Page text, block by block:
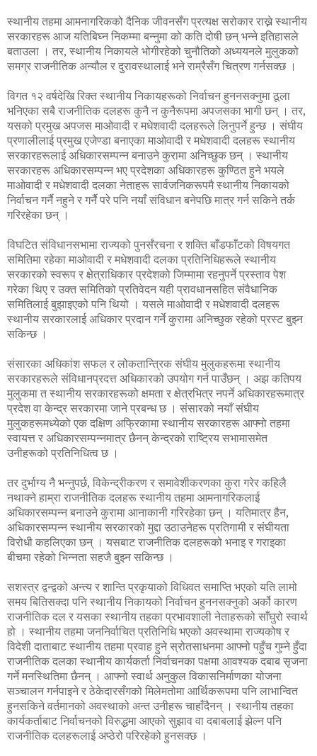
स्थानीय तहमा आमनागरिकको दैनिक जीवनसँग प्रत्यक्ष सरोकार राख्ने स्थानीय
सरकारहरू आज यतिबिघ्न निकम्मा बन्नुमा को कति दोषी छन् भन्ने इतिहासले
बताउला । तर, स्थानीय निकायले भोगीरहेको चुनौतिको अध्ययनले मुलुकको
समग्र राजनीतिक अन्यौल र दुरावस्थालाई भने राम्रैसँग चित्रण गर्नसक्छ ।
विगत १२ वर्षदेखि रिक्त स्थानीय निकायहरूको निर्वाचन हुननसक्नुमा ठूला
भनिएका सबै राजनीतिक दलहरू कुनै न कुनैरूपमा अपजसका भागी छन् । तर,
यसको प्रमुख अपजस माओवादी र मधेशवादी दलहरूले लिनुपर्ने हुन्छ । संघीय
प्रणालीलाई प्रमुख एजेण्डा बनाएका माओवादी र मधेशवादी दलहरू स्थानीय
सरकारहरूलाई अधिकारसम्पन्न बनाउने कुरामा अनिच्छुक छन् । स्थानीय
सरकारहरू अधिकारसम्पन्न भए प्रदेशका अधिकारहरू कुण्ठित हुने भयले
माओवादी र मधेशवादी दलका नेताहरू सार्वजनिकरूपमै स्थानीय निकायको
निर्वाचन गर्नै नहुने र गर्नै परे पनि नयाँ संविधान बनेपछि मात्र गर्न सकिने तर्क
गरिरहेका छन् ।
विघटित संविधानसभामा राज्यको पुनर्संरचना र शक्ति बाँडफाँटको विषयगत
समितिमा रहेका माओवादी र मधेशवादी दलका प्रतिनिधिहरूले स्थानीय
सरकारको स्वरूप र क्षेत्राधिकार प्रदेशको जिम्मामा रहनुपर्ने प्रस्ताव पेश
गरेका थिए र उक्त समितिको प्रतिवेदन यही प्रावधानसहित संवैधानिक
समितिलाई बुझाइएको पनि थियो । यसले माओवादी र मधेशवादी दलहरू
स्थानीय सरकारलाई अधिकार प्रदान गर्ने कुरामा अनिच्छुक रहेको प्रस्ट बुझ्न
सकिन्छ ।
संसारका अधिकांश सफल र लोकतान्त्रिक संघीय मुलुकहरूमा स्थानीय
सरकारहरूले संविधानप्रदत्त अधिकारको उपयोग गर्न पाउँछन् । अझ कतिपय
मुलुकमा त स्थानीय सरकारहरूको क्षमता र क्षेत्रभित्र नपर्ने अधिकारहरूमात्र
प्रदेश वा केन्द्र सरकारमा जाने प्रबन्ध छ । संसारको नयाँ संघीय
मुलुकहरूमध्येको एक दक्षिण अफ्रिकामा स्थानीय सरकारहरू आफ्नो तहमा
स्वायत्त र अधिकारसम्पन्नमात्र छैनन् केन्द्रको राष्ट्रिय सभामासमेत
उनीहरूको प्रतिनिधित्व छ ।
तर दुर्भाग्य नै भन्नुपर्छ, विकेन्द्रीकरण र समावेशीकरणका कुरा गरेर कहिलै
नथाक्ने हाम्रा राजनीतिक दलहरू स्थानीय तहमा आमनागरिकलाई
अधिकारसम्पन्न बनाउने कुरामा आनाकानी गरिरहेका छन् । यतिमात्र हैन,
अधिकारसम्पन्न स्थानीय सरकारको मुद्दा उठाउनेहरू प्रतिगामी र संघीयता
विरोधी कहलिएका छन् । यसबाट राजनीतिक दलहरूको भनाइ र गराइका
बीचमा रहेको भिन्नता सहजै बुझ्न सकिन्छ ।
सशस्त्र द्वन्द्वको अन्त्य र शान्ति प्रकृयाको विधिवत समाप्ति भएको यति लामो
समय बितिसक्दा पनि स्थानीय निकायको निर्वाचन हुननसक्नुको अर्को कारण
राजनीतिक दल र यसका स्थानीय तहका प्रभावशाली नेताहरूको साँघुरो स्वार्थ
हो । स्थानीय तहमा जननिर्वाचित प्रतिनिधि भएको अवस्थामा राज्यकोष र
विदेशी दाताबाट स्थानीय तहमा प्रवाह हुने स्रोतसाधनमा आफ्नो पहुँच गुम्ने हुँदा
राजनीतिक दलका स्थानीय कार्यकर्ता निर्वाचनका पक्षमा आवश्यक दबाब सृजना
गर्ने मनस्थितिमा छैनन् । आफ्नो स्वार्थ अनुकुल विकासनिर्माणका योजना
सञ्चालन गर्नपाइने र ठेकेदारसँगको मिलेमतोमा आर्थिकरूपमा पनि लाभान्वित
हुनसकिने वर्तमानको अवस्थाको अन्त उनीहरू चाहाँदैनन् । स्थानीय तहका
कार्यकर्ताबाट निर्वाचनको विरुद्धमा आएको सुझाव वा दबाबलाई झेल्न पनि
राजनीतिक दलहरूलाई अप्ठेरो परिरहेको हुनसक्छ ।